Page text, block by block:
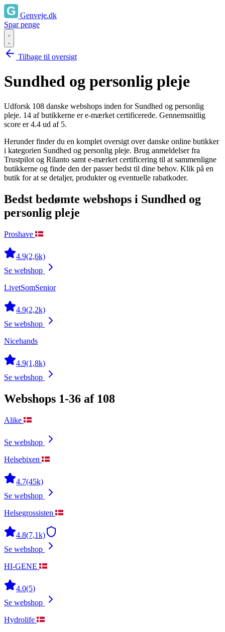
Genveje.dk
Spar penge
Tilbage til oversigt
Sundhed og personlig pleje
Udforsk 108 danske webshops inden for Sundhed og personlig
pleje. 14 af butikkerne er e-mærket certificerede. Gennemsnitlig
score er 4.4 ud af 5.
Herunder finder du en komplet oversigt over danske online butikker
i kategorien Sundhed og personlig pleje. Brug anmeldelser fra
Trustpilot og Rilanto samt e-mærket certificering til at sammenligne
butikkerne og finde den der passer bedst til dine behov. Klik på en
butik for at se detaljer, produkter og eventuelle rabatkoder.
Bedst bedømte webshops i Sundhed og
personlig pleje
Proshave
4.9(2,6k)
Se webshop
LivetSomSenior
4.9(2,2k)
Se webshop
Nicehands
4.9(1,8k)
Se webshop
Webshops 1-36 af 108
Alike
Se webshop
Helsebixen
4.7(45k)
Se webshop
Helsegrossisten
4.8(7,1k)
Se webshop
HI-GENE
4.0(5)
Se webshop
Hydrolife